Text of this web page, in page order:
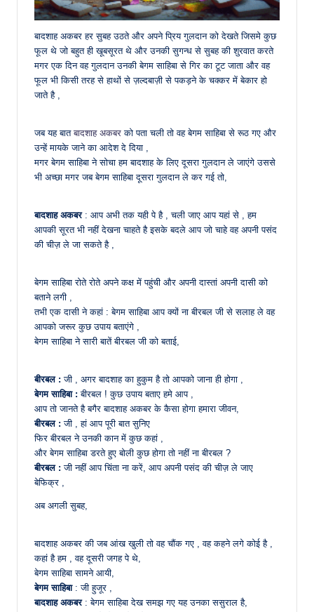
बादशाह अकबर हर सुबह उठते और अपने प्रिय गुलदान को देखते जिसमे कुछ
फूल थे जो बहुत ही खूबसूरत थे और उनकी सुगन्ध से सुबह की शुरवात करते
मगर एक दिन वह गुलदान उनकी बेगम साहिबा से गिर का टूट जाता और वह
फूल भी किसी तरह से हाथों से ज़ल्दबाज़ी से पकड़ने के चक्कर में बेकार हो
जाते है ,
जब यह बातबादशाह अकबर को पता चली तो वह बेगम साहिबा से रूठ गए और
उन्हें मायके जाने का आदेश दे दिया ,
मगर बेगम साहिबा ने सोचा हम बादशाह के लिए दूसरा गुलदान ले जाएंगे उससे
भी अच्छा मगर जब बेगम साहिबा दूसरा गुलदान ले कर गई तो,
बादशाह अकबर : आप अभी तक यही पे है , चली जाए आप यहां से , हम
आपकी सूरत भी नहीं देखना चाहते है इसके बदले आप जो चाहे वह अपनी पसंद
की चीज़ ले जा सकते है ,
बेगम साहिबा रोते रोते अपने कक्ष में पहुंची और अपनी दास्तां अपनी दासी को
बताने लगी ,
तभी एक दासी ने कहां : बेगम साहिबा आप क्यों ना बीरबल जी से सलाह ले वह
आपको जरूर कुछ उपाय बताएंगे ,
बेगम साहिबा ने सारी बातें बीरबल जी को बताई,
बीरबल : जी , अगर बादशाह का हुकुम है तो आपको जाना ही होगा ,
बेगम साहिबा : बीरबल ! कुछ उपाय बताए हमे आप ,
आप तो जानते है बगैर बादशाह अकबर के कैसा होगा हमारा जीवन,
बीरबल :जी , हां आप पूरी बात सुनिए
फिर बीरबल ने उनकी कान में कुछ कहां ,
और बेगम साहिबा डरते हुए बोली कुछ होगा तो नहीं ना बीरबल ?
बीरबल : जी नहीं आप चिंता ना करें, आप अपनी पसंद की चीज़ ले जाए
बेफिक्र ,
अब अगली सुबह,
बादशाह अकबर की जब आंख खुली तो वह चौंक गए , वह कहने लगे कोई है ,
कहां है हम , वह दूसरी जगह पे थे,
बेगम साहिबा सामने आयी,
बेगम साहिबा : जी हुजूर ,
बादशाह अकबर: बेगम साहिबा देख समझ गए यह उनका ससुराल है,